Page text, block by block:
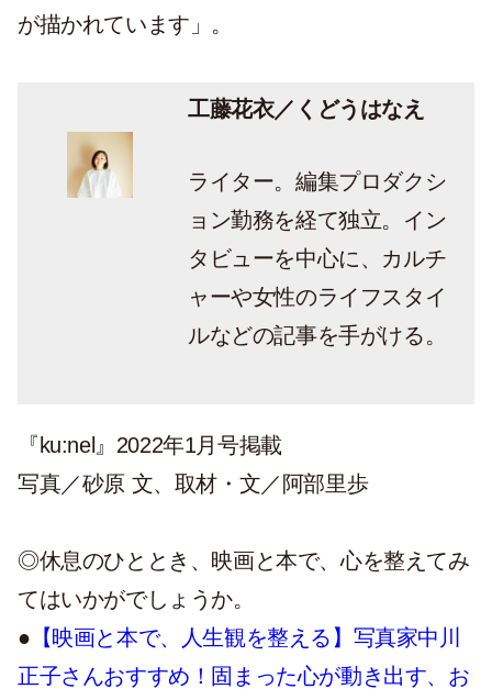
が描かれています」。
工藤花衣／くどうはなえ
ライター。編集プロダクシ
ョン勤務を経て独立。イン
タビューを中心に、カルチ
ャーや女性のライフスタイ
ルなどの記事を手がける。
『ku:nel』2022年1月号掲載
写真／砂原 文、取材・文／阿部里歩
◎休息のひととき、映画と本で、心を整えてみ
てはいかがでしょうか。
● 【映画と本で、人生観を整える】写真家中川
正子さんおすすめ！固まった心が動き出す、お